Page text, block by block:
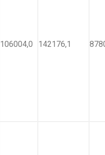
106004,0 142176,1